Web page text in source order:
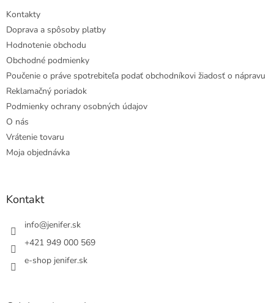
Kontakty
Doprava a spôsoby platby
Hodnotenie obchodu
Obchodné podmienky
Poučenie o práve spotrebiteľa podať obchodníkovi žiadosť o nápravu
Reklamačný poriadok
Podmienky ochrany osobných údajov
O nás
Vrátenie tovaru
Moja objednávka
Kontakt
info@jenifer.sk
+421 949 000 569
e-shop jenifer.sk